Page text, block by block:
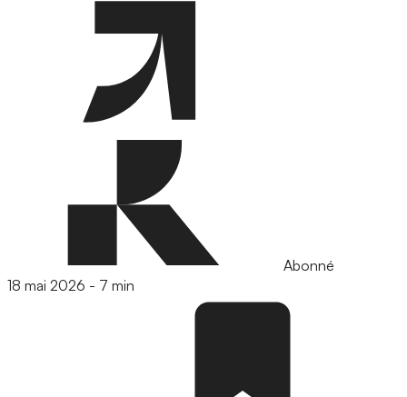
Abonné
18 mai 2026 - 7 min